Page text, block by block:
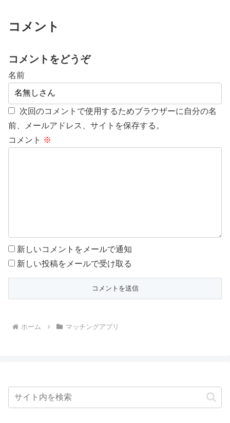
コメント
コメントをどうぞ
名前
次回のコメントで使用するためブラウザーに自分の名
前、メールアドレス、サイトを保存する。
コメント ※
新しいコメントをメールで通知
新しい投稿をメールで受け取る
ホーム マッチングアプリ